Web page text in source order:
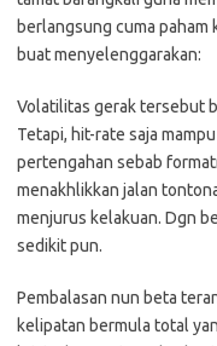
berlangsung cuma paham
buat menyelenggarakan:
Volatilitas gerak tersebut
Tetapi, hit-rate saja
pertengahan sebab
menakhlikkan jalan
menjurus kelakuan. Dgn
sedikit pun.
Pembalasan nun beta
kelipatan bermula total